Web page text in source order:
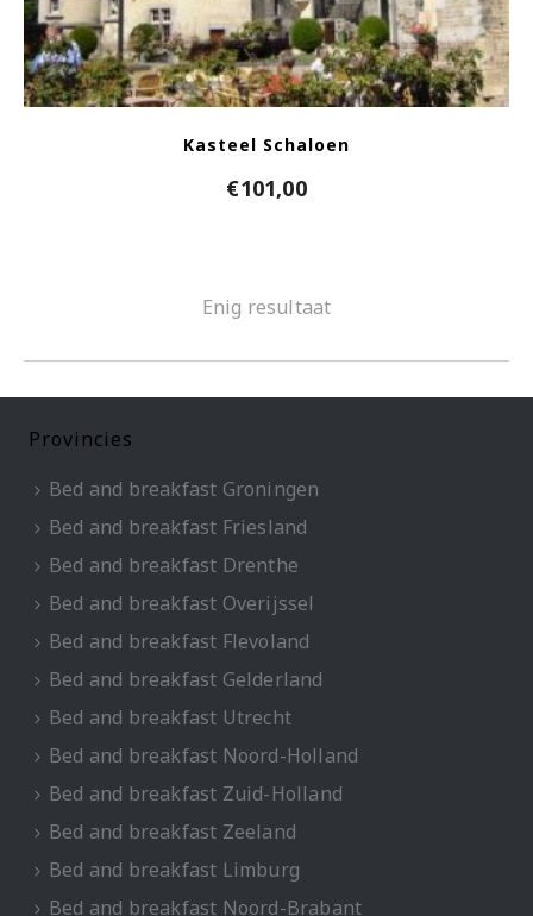
Kasteel Schaloen
€101,00
Enig resultaat
Provincies
Bed and breakfast Groningen
Bed and breakfast Friesland
Bed and breakfast Drenthe
Bed and breakfast Overijssel
Bed and breakfast Flevoland
Bed and breakfast Gelderland
Bed and breakfast Utrecht
Bed and breakfast Noord-Holland
Bed and breakfast Zuid-Holland
Bed and breakfast Zeeland
Bed and breakfast Limburg
Bed and breakfast Noord-Brabant